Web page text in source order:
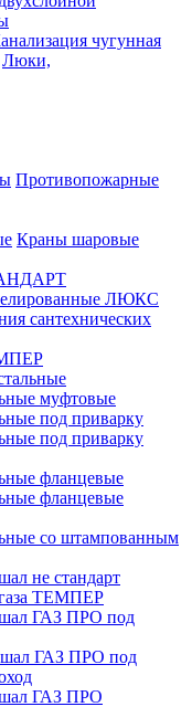
чугунная
Люки,
Противопожарные
Краны шаровые
ЛЮКС
сантехнических
муфтовые
под приварку
под приварку
фланцевые
фланцевые
со штампованным
не стандарт
ТЕМПЕР
ГАЗ ПРО под
ГАЗ ПРО под
ГАЗ ПРО